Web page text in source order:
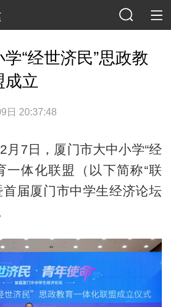
“经世济民”思政教
成立
日 20:37:48
2月7日，厦门市大中小学“经
一体化联盟（以下简称“联
首届厦门市中学生经济论坛